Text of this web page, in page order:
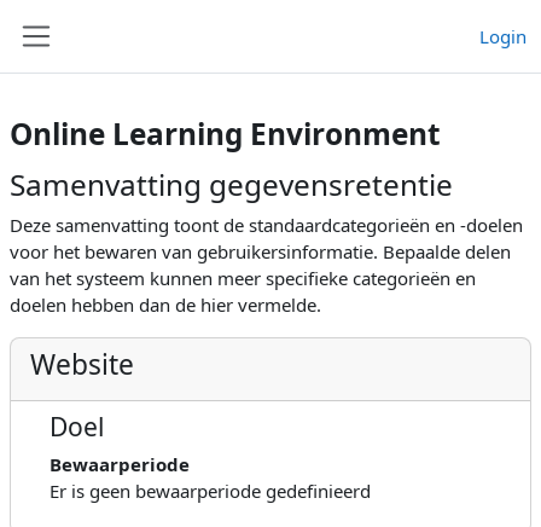
Login
Online Learning Environment
Samenvatting gegevensretentie
Deze samenvatting toont de standaardcategorieën en -doelen
voor het bewaren van gebruikersinformatie. Bepaalde delen
van het systeem kunnen meer specifieke categorieën en
doelen hebben dan de hier vermelde.
Website
Doel
Bewaarperiode
Er is geen bewaarperiode gedefinieerd